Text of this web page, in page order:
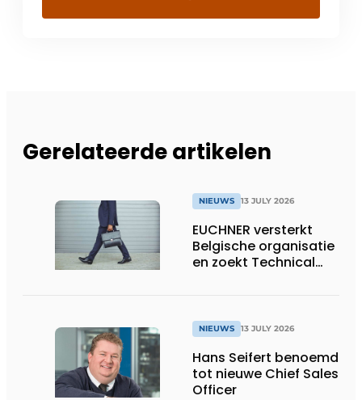
Gerelateerde artikelen
NIEUWS 13 JULY 2026
EUCHNER versterkt
Belgische organisatie
en zoekt Technical
NIEUWS 13 JULY 2026
Hans Seifert benoemd
tot nieuwe Chief Sales
Officer